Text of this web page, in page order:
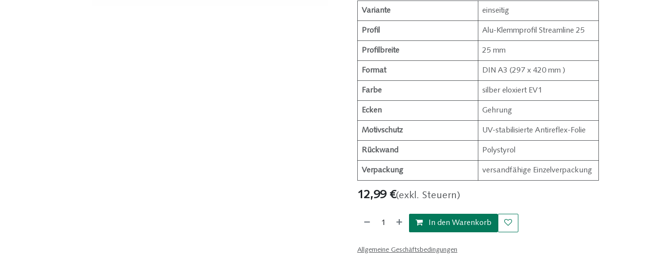
Variante einseitig
Profil Alu-Klemmprofil Streamline 25
Profilbreite 25 mm
Format DIN A3 (297 x 420 mm )
Farbe silber eloxiert EV1
Ecken Gehrung
Motivschutz UV-stabilisierte Antireflex-Folie
Rückwand Polystyrol
Verpackung versandfähige Einzelverpackung
12,99€(exkl. Steuern)
In den Warenkorb
Allgemeine Geschäftsbedingungen